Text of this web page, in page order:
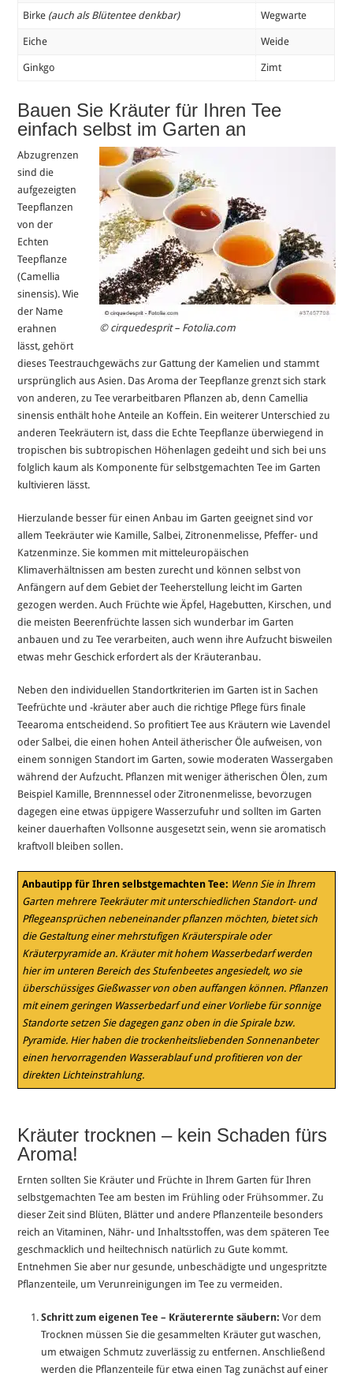
Birke (auch als Blütentee denkbar) Wegwarte
Eiche Weide
Ginkgo Zimt
Bauen Sie Kräuter für Ihren Tee
einfach selbst im Garten an
© cirquedesprit – Fotolia.com
Abzugrenzen
sind die
aufgezeigten
Teepflanzen
von der
Echten
Teepflanze
(Camellia
sinensis). Wie
der Name
erahnen
lässt, gehört
dieses Teestrauchgewächs zur Gattung der Kamelien und stammt
ursprünglich aus Asien. Das Aroma der Teepflanze grenzt sich stark
von anderen, zu Tee verarbeitbaren Pflanzen ab, denn Camellia
sinensis enthält hohe Anteile an Koffein. Ein weiterer Unterschied zu
anderen Teekräutern ist, dass die Echte Teepflanze überwiegend in
tropischen bis subtropischen Höhenlagen gedeiht und sich bei uns
folglich kaum als Komponente für selbstgemachten Tee im Garten
kultivieren lässt.
Hierzulande besser für einen Anbau im Garten geeignet sind vor
allem Teekräuter wie Kamille, Salbei, Zitronenmelisse, Pfeffer- und
Katzenminze. Sie kommen mit mitteleuropäischen
Klimaverhältnissen am besten zurecht und können selbst von
Anfängern auf dem Gebiet der Teeherstellung leicht im Garten
gezogen werden. Auch Früchte wie Äpfel, Hagebutten, Kirschen, und
die meisten Beerenfrüchte lassen sich wunderbar im Garten
anbauen und zu Tee verarbeiten, auch wenn ihre Aufzucht bisweilen
etwas mehr Geschick erfordert als der Kräuteranbau.
Neben den individuellen Standortkriterien im Garten ist in Sachen
Teefrüchte und -kräuter aber auch die richtige Pflege fürs finale
Teearoma entscheidend. So profitiert Tee aus Kräutern wie Lavendel
oder Salbei, die einen hohen Anteil ätherischer Öle aufweisen, von
einem sonnigen Standort im Garten, sowie moderaten Wassergaben
während der Aufzucht. Pflanzen mit weniger ätherischen Ölen, zum
Beispiel Kamille, Brennnessel oder Zitronenmelisse, bevorzugen
dagegen eine etwas üppigere Wasserzufuhr und sollten im Garten
keiner dauerhaften Vollsonne ausgesetzt sein, wenn sie aromatisch
kraftvoll bleiben sollen.
Anbautipp für Ihren selbstgemachten Tee: Wenn Sie in Ihrem
Garten mehrere Teekräuter mit unterschiedlichen Standort- und
Pflegeansprüchen nebeneinander pflanzen möchten, bietet sich
die Gestaltung einer mehrstufigen Kräuterspirale oder
Kräuterpyramide an. Kräuter mit hohem Wasserbedarf werden
hier im unteren Bereich des Stufenbeetes angesiedelt, wo sie
überschüssiges Gießwasser von oben auffangen können. Pflanzen
mit einem geringen Wasserbedarf und einer Vorliebe für sonnige
Standorte setzen Sie dagegen ganz oben in die Spirale bzw.
Pyramide. Hier haben die trockenheitsliebenden Sonnenanbeter
einen hervorragenden Wasserablauf und profitieren von der
direkten Lichteinstrahlung.
Kräuter trocknen – kein Schaden fürs
Aroma!
Ernten sollten Sie Kräuter und Früchte in Ihrem Garten für Ihren
selbstgemachten Tee am besten im Frühling oder Frühsommer. Zu
dieser Zeit sind Blüten, Blätter und andere Pflanzenteile besonders
reich an Vitaminen, Nähr- und Inhaltsstoffen, was dem späteren Tee
geschmacklich und heiltechnisch natürlich zu Gute kommt.
Entnehmen Sie aber nur gesunde, unbeschädigte und ungespritzte
Pflanzenteile, um Verunreinigungen im Tee zu vermeiden.
Schritt zum eigenen Tee – Kräuterernte säubern: Vor dem
Trocknen müssen Sie die gesammelten Kräuter gut waschen,
um etwaigen Schmutz zuverlässig zu entfernen. Anschließend
werden die Pflanzenteile für etwa einen Tag zunächst auf einer